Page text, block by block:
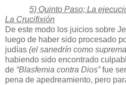
5) Quinto Paso; La
La Crucifixión
De este modo los juicios sobre
luego de haber sido procesado
judías (el sanedrín como
habiendo sido encontrado
de “Blasfemia contra Dios”fue
pena de apedreamiento, pero